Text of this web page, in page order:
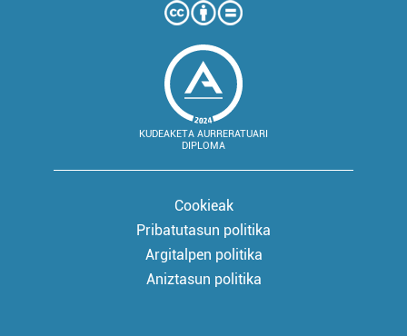
KUDEAKETA AURRERATUARI
DIPLOMA
Cookieak
Pribatutasun politika
Argitalpen politika
Aniztasun politika